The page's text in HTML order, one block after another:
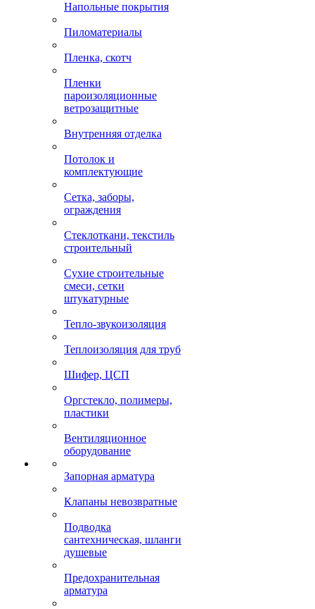
Напольные покрытия
Пиломатериалы
Пленка, скотч
Пленки
пароизоляционные
ветрозащитные
Внутренняя отделка
Потолок и
комплектующие
Сетка, заборы,
ограждения
Стеклоткани, текстиль
строительный
Сухие строительные
смеси, сетки
штукатурные
Тепло-звукоизоляция
Теплоизоляция для труб
Шифер, ЦСП
Оргстекло, полимеры,
пластики
Вентиляционное
оборудование
Запорная арматура
Клапаны невозвратные
Подводка
сантехническая, шланги
душевые
Предохранительная
арматура